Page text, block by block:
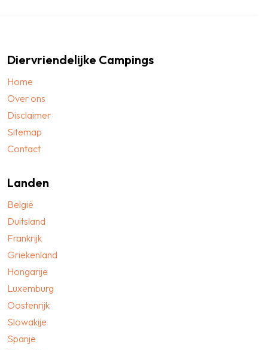
Diervriendelijke Campings
Home
Over ons
Disclaimer
Sitemap
Contact
Landen
België
Duitsland
Frankrijk
Griekenland
Hongarije
Luxemburg
Oostenrijk
Slowakije
Spanje